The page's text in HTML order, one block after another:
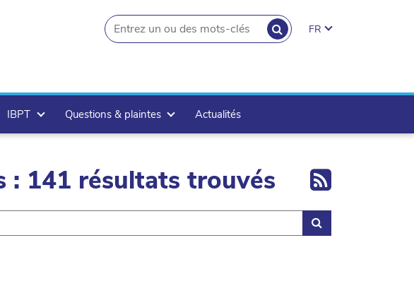
RECHERCHER
search.button
FR
IBPT Questions & plaintes Actualités
: 141 résultats trouvés Export